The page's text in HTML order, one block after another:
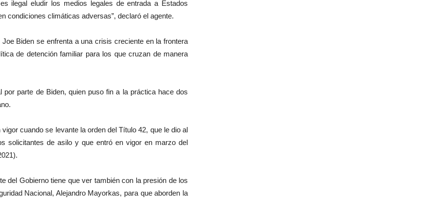
ilegal eludir los medios legales de entrada a Estados
condiciones climáticas adversas”, declaró el agente.
Biden se enfrenta a una crisis creciente en la frontera
de detención familiar para los que cruzan de manera
parte de Biden, quien puso fin a la práctica hace dos
cuando se levante la orden del Título 42, que le dio al
solicitantes de asilo y que entró en vigor en marzo del
del Gobierno tiene que ver también con la presión de los
Nacional, Alejandro Mayorkas, para que aborden la